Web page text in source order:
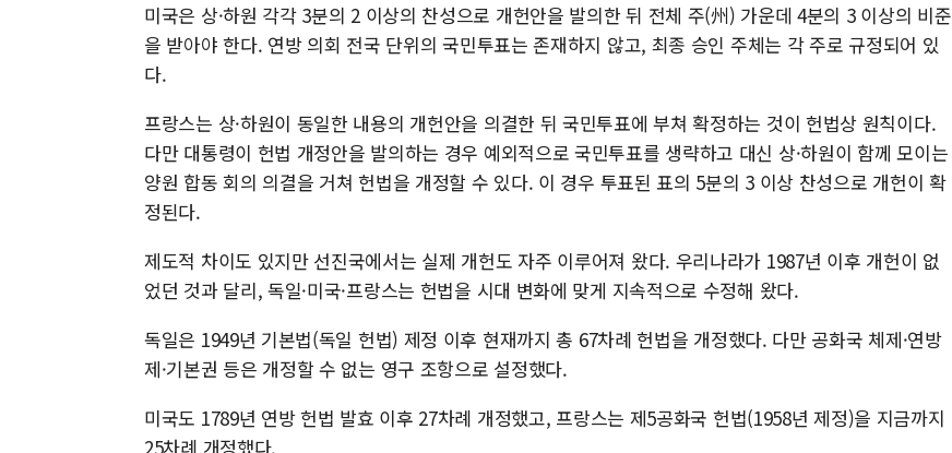
미국은 상·하원 각각 3분의 2 이상의 찬성으로 개헌안을 발의한 뒤 전체 주(州) 가운데 4분의 3 이상의 비준
을 받아야 한다. 연방 의회 전국 단위의 국민투표는 존재하지 않고, 최종 승인 주체는 각 주로 규정되어 있
다.
프랑스는 상·하원이 동일한 내용의 개헌안을 의결한 뒤 국민투표에 부쳐 확정하는 것이 헌법상 원칙이다.
다만 대통령이 헌법 개정안을 발의하는 경우 예외적으로 국민투표를 생략하고 대신 상·하원이 함께 모이는
양원 합동 회의 의결을 거쳐 헌법을 개정할 수 있다. 이 경우 투표된 표의 5분의 3 이상 찬성으로 개헌이 확
정된다.
제도적 차이도 있지만 선진국에서는 실제 개헌도 자주 이루어져 왔다. 우리나라가 1987년 이후 개헌이 없
었던 것과 달리, 독일·미국·프랑스는 헌법을 시대 변화에 맞게 지속적으로 수정해 왔다.
독일은 1949년 기본법(독일 헌법) 제정 이후 현재까지 총 67차례 헌법을 개정했다. 다만 공화국 체제·연방
제·기본권 등은 개정할 수 없는 영구 조항으로 설정했다.
미국도 1789년 연방 헌법 발효 이후 27차례 개정했고, 프랑스는 제5공화국 헌법(1958년 제정)을 지금까지
25차례 개정했다.